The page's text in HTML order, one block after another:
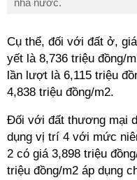
nhà nước.
Cụ thể, đối với đất ở,
yết là 8,736 triệu đồng/
lần lượt là 6,115 triệu
4,838 triệu đồng/m2.
Đối với đất thương mại
dụng vị trí 4 với mức
2 có giá 3,898 triệu
triệu đồng/m2 áp dụng